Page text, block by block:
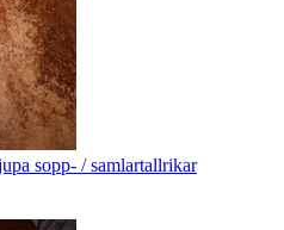
sopp- / samlartallrikar